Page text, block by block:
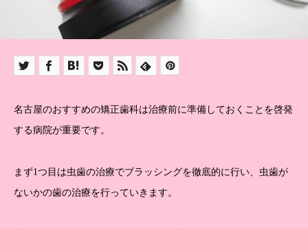
名古屋のおすすめの矯正歯科は治療前に準備しておくことを啓発
する病院が重要です。
まず1つ目は虫歯の治療でブラッシングを徹底的に行い、虫歯が
ないかの歯の治療を行っていきます。